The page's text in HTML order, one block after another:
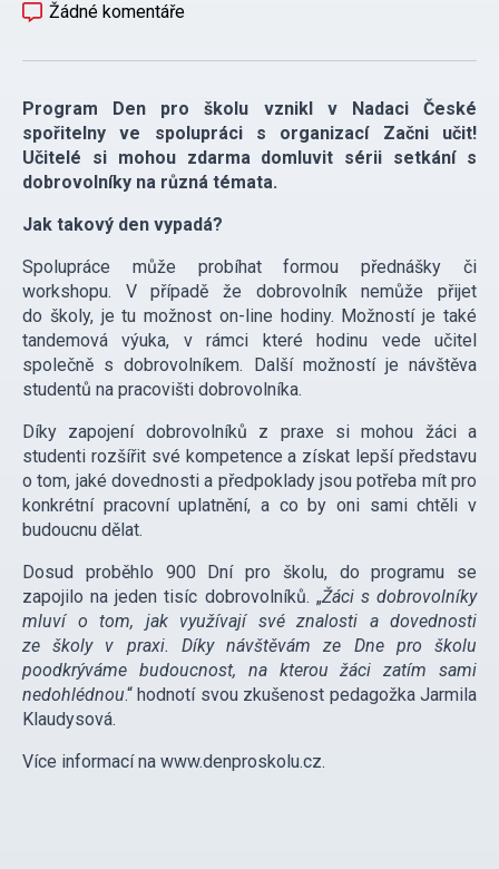
Žádné komentáře
Program Den pro školu vznikl v Nadaci České
spořitelny ve spolupráci s organizací Začni učit!
Učitelé si mohou zdarma domluvit sérii setkání s
dobrovolníky na různá témata.
Jak takový den vypadá?
Spolupráce může probíhat formou přednášky či
workshopu. V případě že dobrovolník nemůže přijet
do školy, je tu možnost on-line hodiny. Možností je také
tandemová výuka, v rámci které hodinu vede učitel
společně s dobrovolníkem. Další možností je návštěva
studentů na pracovišti dobrovolníka.
Díky zapojení dobrovolníků z praxe si mohou žáci a
studenti rozšířit své kompetence a získat lepší představu
o tom, jaké dovednosti a předpoklady jsou potřeba mít pro
konkrétní pracovní uplatnění, a co by oni sami chtěli v
budoucnu dělat.
Dosud proběhlo 900 Dní pro školu, do programu se
zapojilo na jeden tisíc dobrovolníků. „Žáci s dobrovolníky
mluví o tom, jak využívají své znalosti a dovednosti
ze školy v praxi. Díky návštěvám ze Dne pro školu
poodkrýváme budoucnost, na kterou žáci zatím sami
nedohlédnou.“ hodnotí svou zkušenost pedagožka Jarmila
Klaudysová.
Více informací na www.denproskolu.cz.